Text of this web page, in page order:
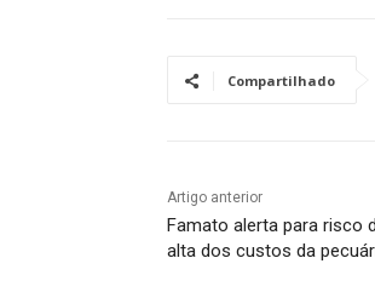
Compartilhado
Artigo anterior
Famato alerta para risco
alta dos custos da